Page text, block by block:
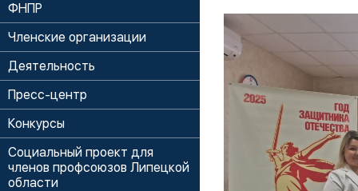
ФНПР
Членские организации
Деятельность
Пресс-центр
Конкурсы
Социальный проект для
членов профсоюзов Липецкой
области